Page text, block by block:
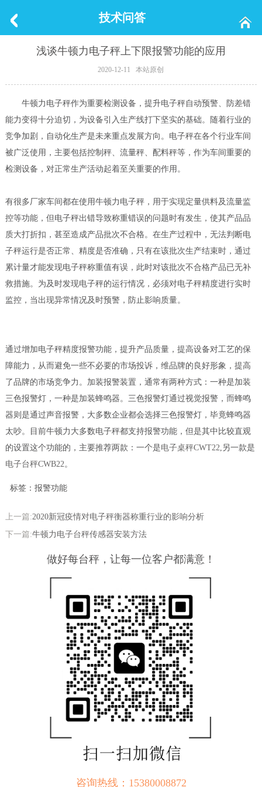
技术问答
浅谈牛顿力电子秤上下限报警功能的应用
2020-12-11 本站原创
牛顿力电子秤作为重要检测设备，提升电子秤自动预警、防差错
能力变得十分迫切，为设备引入生产线打下坚实的基础。随着行业的
竞争加剧，自动化生产是未来重点发展方向。电子秤在各个行业车间
被广泛使用，主要包括控制秤、流量秤、配料秤等，作为车间重要的
检测设备，对正常生产活动起着至关重要的作用。
有很多厂家车间都在使用牛顿力电子秤，用于实现定量供料及流量监
控等功能，但电子秤出错导致称重错误的问题时有发生，使其产品品
质大打折扣，甚至造成产品批次不合格。在生产过程中，无法判断电
子秤运行是否正常、精度是否准确，只有在该批次生产结束时，通过
累计量才能发现电子秤称重值有误，此时对该批次不合格产品已无补
救措施。为及时发现电子秤的运行情况，必须对电子秤精度进行实时
监控，当出现异常情况及时预警，防止影响质量。
通过增加电子秤精度报警功能，提升产品质量，提高设备对工艺的保
障能力，从而避免一些不必要的市场投诉，维品牌的良好形象，提高
了品牌的市场竞争力。加装报警装置，通常有两种方式：一种是加装
三色报警灯，一种是加装蜂鸣器。三色报警灯通过视觉报警，而蜂鸣
器则是通过声音报警，大多数企业都会选择三色报警灯，毕竟蜂鸣器
太吵。目前牛顿力大多数电子秤都支持报警功能，但是其中比较直观
的设置这个功能的，主要推荐两款：一个是电子桌秤CWT22,另一款是
电子台秤CWB22。
标签：报警功能
上一篇:2020新冠疫情对电子秤衡器称重行业的影响分析
下一篇:牛顿力电子台秤传感器安装方法
做好每台秤，让每一位客户都满意！
咨询热线：15380008872